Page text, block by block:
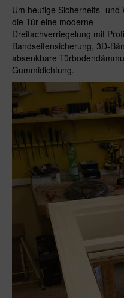
Um heutige Sicherheits-
die Tür eine moderne
Dreifachverriegelung mit
Bandseitensicherung, 3D-
absenkbare
Gummidichtung.